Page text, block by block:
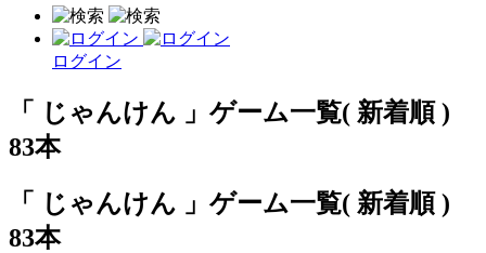
ログイン
「 じゃんけん 」ゲーム一覧( 新着順 )
83本
「 じゃんけん 」ゲーム一覧( 新着順 )
83本